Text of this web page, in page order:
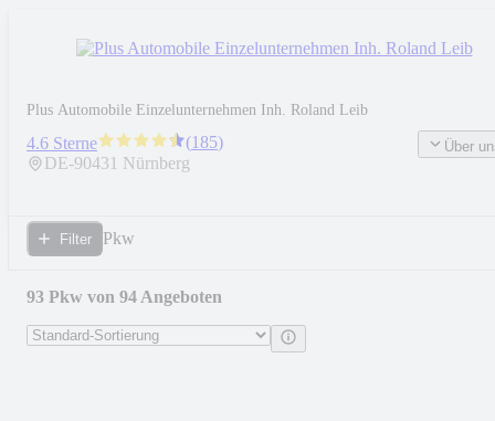
Plus Automobile Einzelunternehmen Inh. Roland Leib
4.6 Sterne (185)
DE-90431 Nürnberg
Über
Filter Pkw
93 Pkw von 94 Angeboten